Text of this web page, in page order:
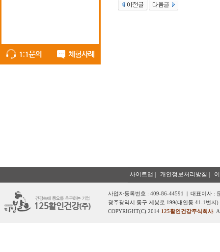
사이트맵 개인정보처리방침
사업자등록번호 : 409-86-44591 | 대표이사 :
광주광역시 동구 제봉로 199(대인동 41-1번지
COPYRIGHT(C) 2014 125활인건강주식회사.